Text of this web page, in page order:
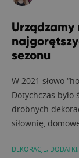
sezonu
W 2021 słowo
Dotychczas
drobnych
siłownię,
DEKORACJE, DODATKI,